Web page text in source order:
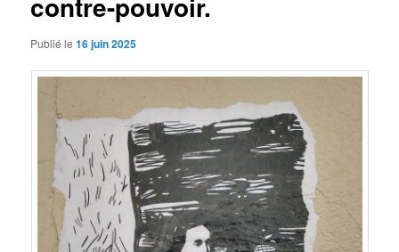
Publié le16 juin 2025